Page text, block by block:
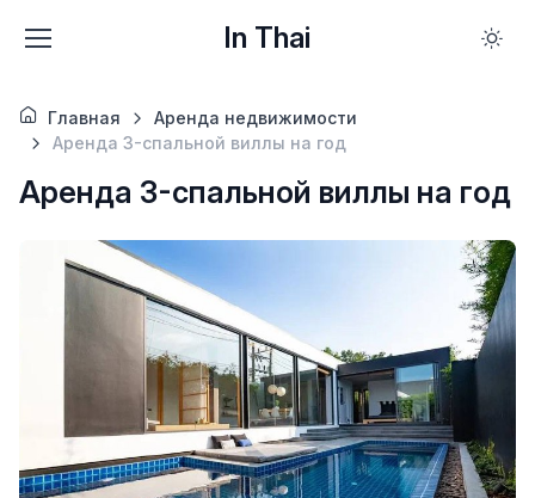
In Thai
Главная
Аренда недвижимости
Аренда 3-спальной виллы на год
Аренда 3-спальной виллы на год